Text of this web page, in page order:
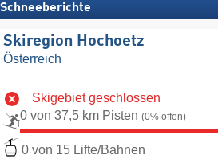
Schneeberichte
Skiregion Hochoetz
Österreich
Skigebiet geschlossen
0 von 37,5 km Pisten (0% offen)
0 von 15 Lifte/Bahnen